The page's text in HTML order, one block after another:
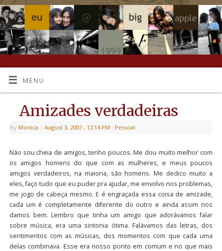
MENU
Amizades verdadeiras
By Monica | August 3, 2007 - 12:14 PM | Pessoal
Não sou cheia de amigos, tenho poucos. Me dou muito melhor com
os amigos homens do que com as mulheres, e meus poucos
amigos verdadeiros, na maioria, são homens. Me dedico muito a
eles, faço tudo que eu puder pra ajudar, me envolvo nos problemas,
me jogo de cabeça mesmo. E é engraçada essa coisa de amizade,
cada um é completamente diferente do outro e ainda assim nos
damos bem. Lembro que tinha um amigo que adorávamos falar
sobre música, era uma sintonia ótima. Falávamos das letras, dos
sentimentos com as músicas, dos momentos com que cada uma
delas combinava. Esse era nosso ponto em comum e no que mais